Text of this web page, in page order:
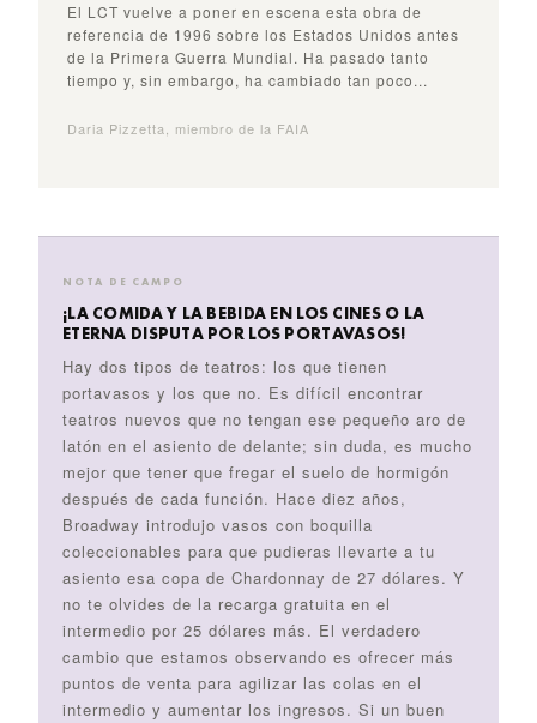
El LCT vuelve a poner en escena esta obra de
referencia de 1996 sobre los Estados Unidos antes
de la Primera Guerra Mundial. Ha pasado tanto
tiempo y, sin embargo, ha cambiado tan poco...
Daria Pizzetta, miembro de la FAIA
NOTA DE CAMPO
¡LA COMIDA Y LA BEBIDA EN LOS CINES O LA
ETERNA DISPUTA POR LOS PORTAVASOS!
Hay dos tipos de teatros: los que tienen
portavasos y los que no. Es difícil encontrar
teatros nuevos que no tengan ese pequeño aro de
latón en el asiento de delante; sin duda, es mucho
mejor que tener que fregar el suelo de hormigón
después de cada función. Hace diez años,
Broadway introdujo vasos con boquilla
coleccionables para que pudieras llevarte a tu
asiento esa copa de Chardonnay de 27 dólares. Y
no te olvides de la recarga gratuita en el
intermedio por 25 dólares más. El verdadero
cambio que estamos observando es ofrecer más
puntos de venta para agilizar las colas en el
intermedio y aumentar los ingresos. Si un buen